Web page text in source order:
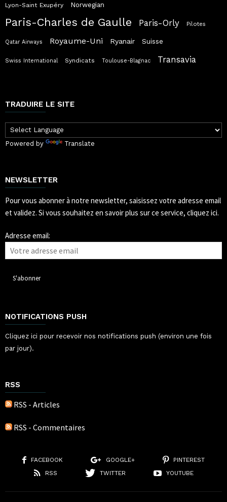
Lyon-Saint Exupéry Norwegian
Paris-Charles de Gaulle Paris-Orly Pilotes
Qatar Airways Royaume-Uni Ryanair Suisse
Swiss International Syndicats Toulouse-Blagnac Transavia
TRADUIRE LE SITE
Powered by Translate
NEWSLETTER
Pour vous abonner à notre newsletter, saisissez votre adresse email
et validez. Si vous souhaitez en savoir plus sur ce service, cliquez ici.
Adresse email:
NOTIFICATIONS PUSH
Cliquez ici pour recevoir nos notifications push (environ une fois
par jour).
RSS
RSS - Articles
RSS - Commentaires
FACEBOOK GOOGLE+
PINTEREST
RSS
TWITTER YOUTUBE